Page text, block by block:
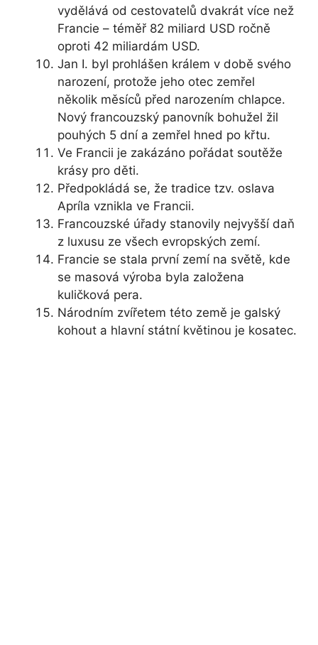
vydělává od cestovatelů dvakrát více než
Francie – téměř 82 miliard USD ročně
oproti 42 miliardám USD.
Jan I. byl prohlášen králem v době svého
narození, protože jeho otec zemřel
několik měsíců před narozením chlapce.
Nový francouzský panovník bohužel žil
pouhých 5 dní a zemřel hned po křtu.
Ve Francii je zakázáno pořádat soutěže
krásy pro děti.
Předpokládá se, že tradice tzv. oslava
Apríla vznikla ve Francii.
Francouzské úřady stanovily nejvyšší daň
z luxusu ze všech evropských zemí.
Francie se stala první zemí na světě, kde
se masová výroba byla založena
kuličková pera.
Národním zvířetem této země je galský
kohout a hlavní státní květinou je kosatec.